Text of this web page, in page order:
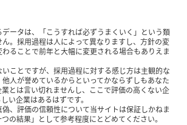
データは、「こうすれば必ずうまくいく」という類
。採用過程は人によって異なりますし、方針の変
ることで前年と大幅に変更される場合もありえま
ことですが、採用過程に対する感じ方は主観的な
人が誉めているからといってかならずしもあなた
とは言い切れませんし、ここで評価の高くない企
い企業はあるはずです。
、評価の信頼性について当サイトは保証しかねま
の結果」として参考程度にとどめてください。